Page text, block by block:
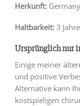
Herkunft: Germany
Haltbarkeit: 3 Jahre
Ursprünglich nur
Einige meiner
und positive
Alternative kann
kostspieligen